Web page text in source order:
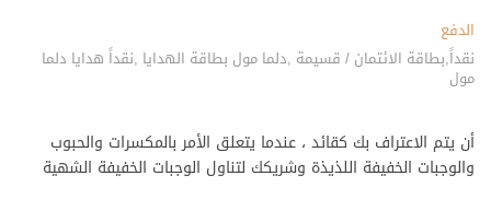
الدفع
نقداً,بطاقة الائتمان / قسيمة ,دلما مول بطاقة الهدايا ,نقداً هدايا دلما
مول
أن يتم الاعتراف بك كقائد ، عندما يتعلق الأمر بالمكسرات والحبوب
والوجبات الخفيفة اللذيذة وشريكك لتناول الوجبات الخفيفة الشهية